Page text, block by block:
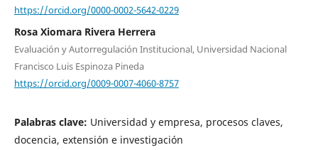
https://orcid.org/0000-0002-5642-0229
Rosa Xiomara Rivera Herrera
Evaluación y Autorregulación Institucional, Universidad Nacional
Francisco Luis Espinoza Pineda
https://orcid.org/0009-0007-4060-8757
Palabras clave: Universidad y empresa, procesos claves,
docencia, extensión e investigación